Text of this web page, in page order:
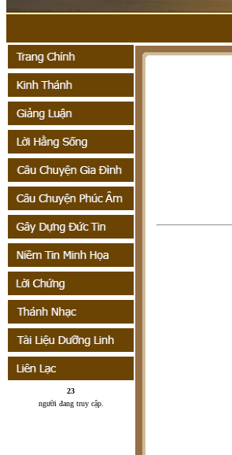
23
người đang truy cập.